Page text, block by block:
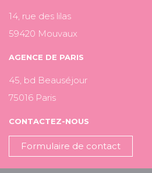
14, rue des lilas
59420 Mouvaux
AGENCE DE PARIS
45, bd Beauséjour
75016 Paris
CONTACTEZ-NOUS
Formulaire de contact